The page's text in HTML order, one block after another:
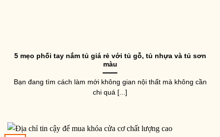
5 mẹo phối tay nắm tủ giá rẻ với tủ gỗ, tủ nhựa và tủ sơn
màu
Bạn đang tìm cách làm mới không gian nội thất mà không cần
chi quá [...]